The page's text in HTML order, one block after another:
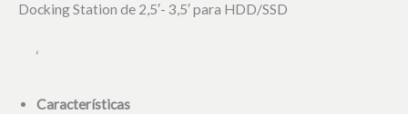
Docking Station de 2,5′- 3,5′ para HDD/SSD
‘
Características